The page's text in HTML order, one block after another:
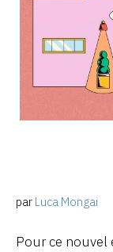
par Luca Mongai
Pour ce nouvel